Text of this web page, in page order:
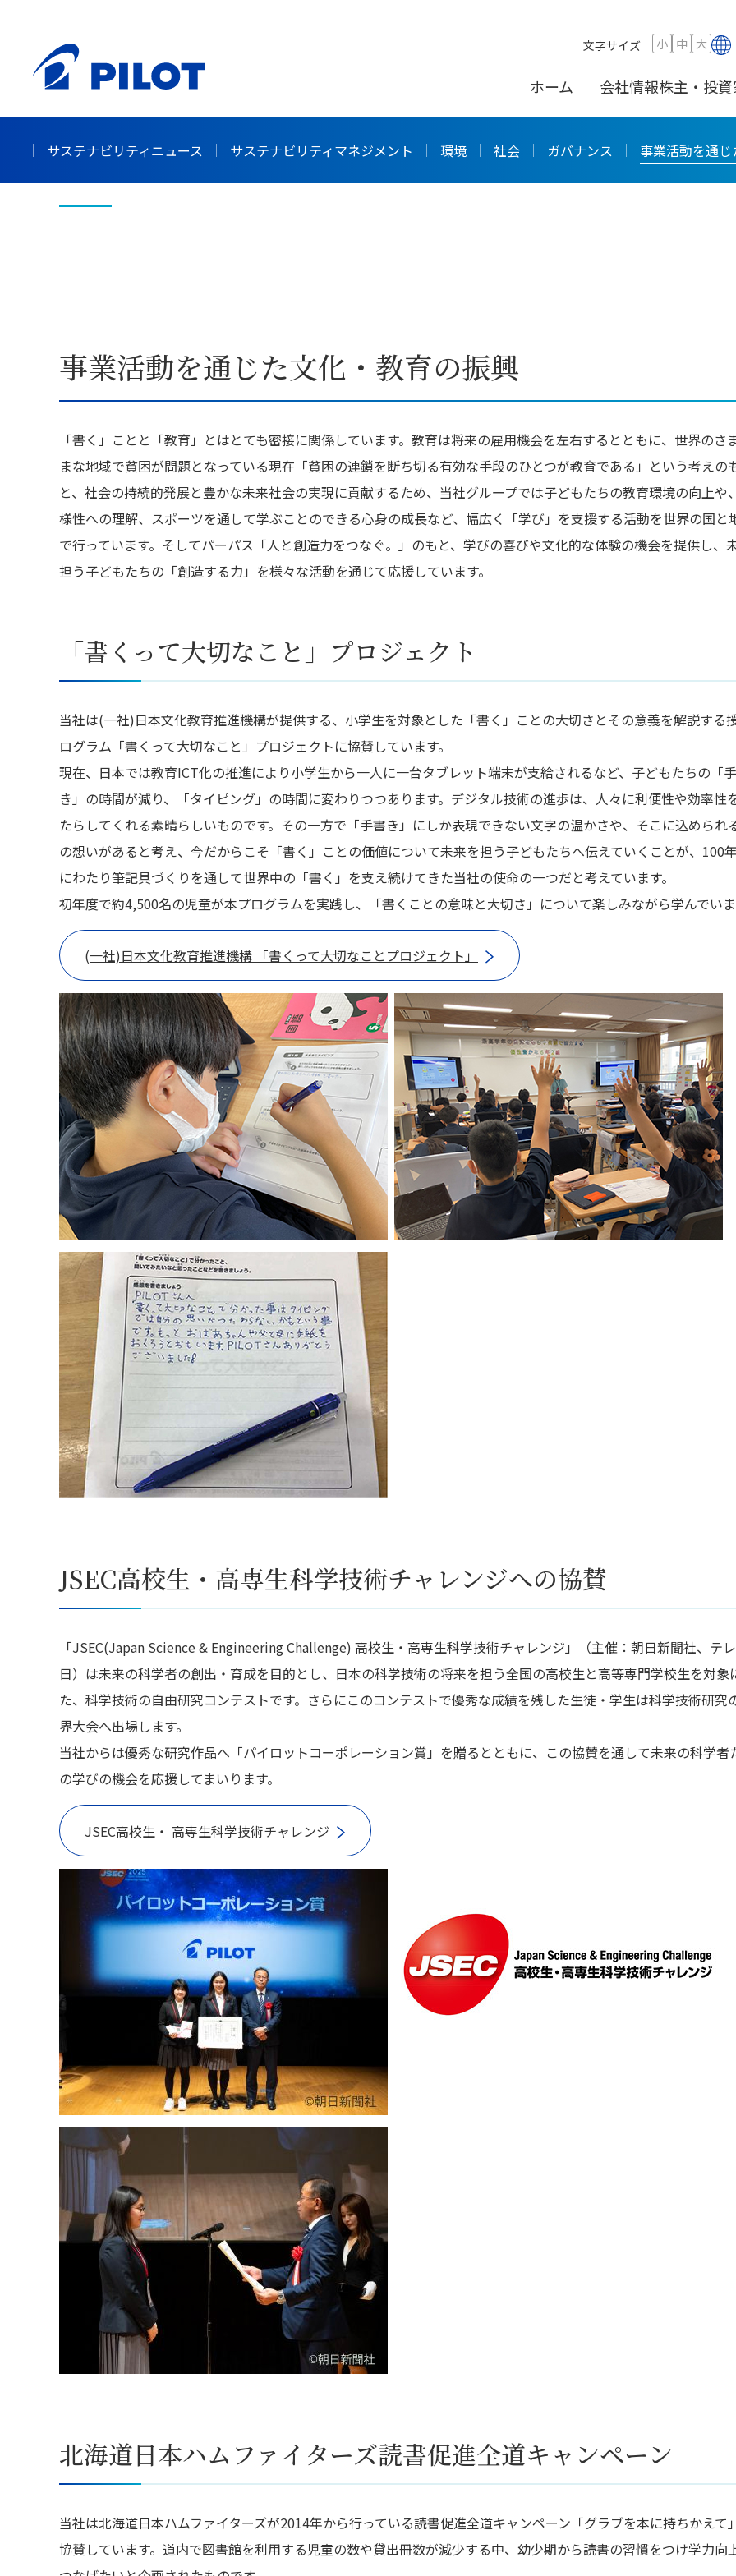
文字サイズ 小 中 大
ホーム 会社情報株主・投資
サステナビリティニュース サステナビリティマネジメント 環境 社会 ガバナンス 事業活動を通
事業活動を通じた社会課題解決
事業活動を通じた文化・教育の振興
「書く」ことと「教育」とはとても密接に関係しています。教育は将来の雇用機会を左右するとともに、世界のさ
まな地域で貧困が問題となっている現在「貧困の連鎖を断ち切る有効な手段のひとつが教育である」という考えの
と、社会の持続的発展と豊かな未来社会の実現に貢献するため、当社グループでは子どもたちの教育環境の向上や
様性への理解、スポーツを通して学ぶことのできる心身の成長など、幅広く「学び」を支援する活動を世界の国と
で行っています。そしてパーパス「人と創造力をつなぐ。」のもと、学びの喜びや文化的な体験の機会を提供し、
担う子どもたちの「創造する力」を様々な活動を通じて応援しています。
「書くって大切なこと」プロジェクト
当社は(一社)日本文化教育推進機構が提供する、小学生を対象とした「書く」ことの大切さとその意義を解説する
ログラム「書くって大切なこと」プロジェクトに協賛しています。
現在、日本では教育ICT化の推進により小学生から一人に一台タブレット端末が支給されるなど、子どもたちの「
き」の時間が減り、「タイピング」の時間に変わりつつあります。デジタル技術の進歩は、人々に利便性や効率性
たらしてくれる素晴らしいものです。その一方で「手書き」にしか表現できない文字の温かさや、そこに込められ
の想いがあると考え、今だからこそ「書く」ことの価値について未来を担う子どもたちへ伝えていくことが、100
にわたり筆記具づくりを通して世界中の「書く」を支え続けてきた当社の使命の一つだと考えています。
初年度で約4,500名の児童が本プログラムを実践し、「書くことの意味と大切さ」について楽しみながら学んでいま
(一社)日本文化教育推進機構 「書くって大切なことプロジェクト」
JSEC高校生・高専生科学技術チャレンジへの協賛
「JSEC(Japan Science & Engineering Challenge) 高校生・高専生科学技術チャレンジ」（主催：朝日新聞社、テ
日）は未来の科学者の創出・育成を目的とし、日本の科学技術の将来を担う全国の高校生と高等専門学校生を対象
た、科学技術の自由研究コンテストです。さらにこのコンテストで優秀な成績を残した生徒・学生は科学技術研究
界大会へ出場します。
当社からは優秀な研究作品へ「パイロットコーポレーション賞」を贈るとともに、この協賛を通して未来の科学者
の学びの機会を応援してまいります。
JSEC高校生・ 高専生科学技術チャレンジ
北海道日本ハムファイターズ読書促進全道キャンペーン
当社は北海道日本ハムファイターズが2014年から行っている読書促進全道キャンペーン「グラブを本に持ちかえて
協賛しています。道内で図書館を利用する児童の数や貸出冊数が減少する中、幼少期から読書の習慣をつけ学力向